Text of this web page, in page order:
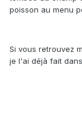
poisson au menu
Si vous retrouvez
je l'ai déjà fait dans